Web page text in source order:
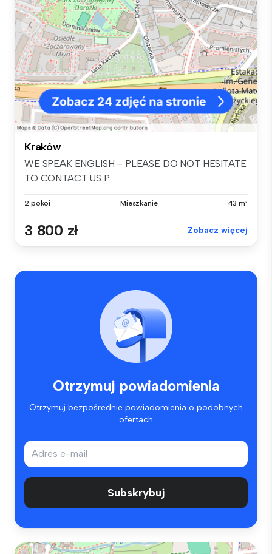
Kraków
WE SPEAK ENGLISH – PLEASE DO NOT HESITATE
TO CONTACT US P...
2 pokoi Mieszkanie 43 m²
3 800 zł Zobacz więcej
Otrzymuj powiadomienia
Otrzymuj bezpośrednie powiadomienia o podobnych
ofertach
Subskrybuj